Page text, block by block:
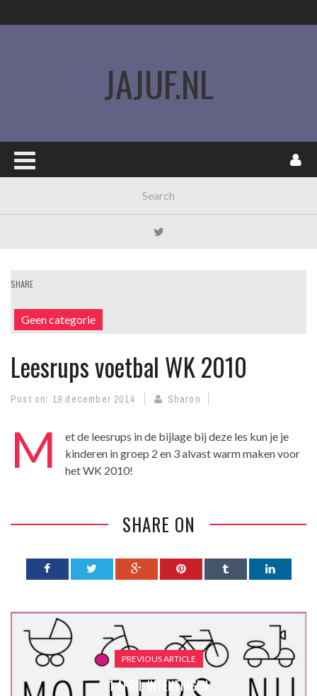
JAJUF.NL
SHARE
Geen categorie
Leesrups voetbal WK 2010
Post on: 19 december 2014 Sharon
M
et de leesrups in de bijlage bij deze les kun je je
kinderen in groep 2 en 3 alvast warm maken voor
het WK 2010!
SHARE ON
PREVIOUS ARTICLE
1 APRIL INTENTINGEN